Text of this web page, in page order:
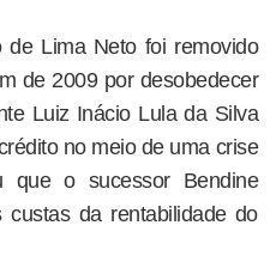
de Lima Neto foi removido
de 2009 por desobedecer
Luiz Inácio Lula da Silva
no meio de uma crise
que o sucessor Bendine
da rentabilidade do